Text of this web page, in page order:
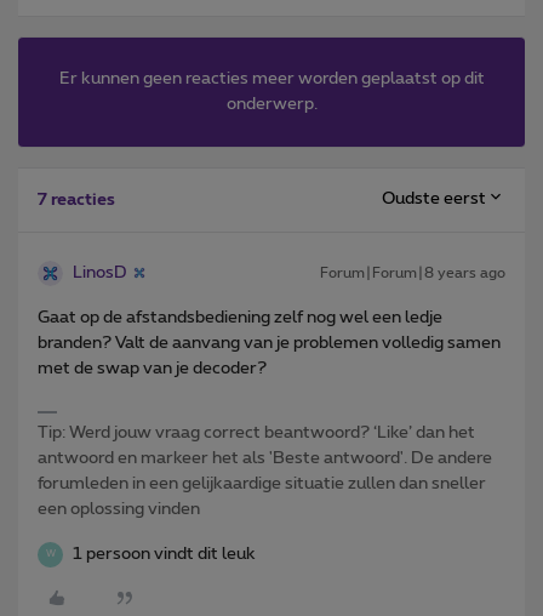
Er kunnen geen reacties meer worden geplaatst op dit
onderwerp.
7 reacties Oudste eerst
LinosD Forum|Forum|8 years ago
Gaat op de afstandsbediening zelf nog wel een ledje
branden? Valt de aanvang van je problemen volledig samen
met de swap van je decoder?
Tip: Werd jouw vraag correct beantwoord? ‘Like’ dan het
antwoord en markeer het als 'Beste antwoord'. De andere
forumleden in een gelijkaardige situatie zullen dan sneller
een oplossing vinden
W 1 persoon vindt dit leuk